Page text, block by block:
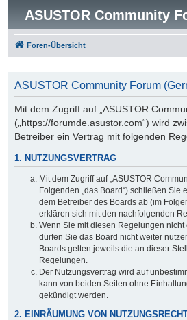
ASUSTOR Community
Foren-Übersicht
ASUSTOR Community Forum
Mit dem Zugriff auf „ASUSTOR
(„https://forumde.asustor.com“) wird
Betreiber ein Vertrag mit folgenden
1. NUTZUNGSVERTRAG
Mit dem Zugriff auf „ASUSTOR
Folgenden „das Board“) schließen Sie
dem Betreiber des Boards ab (im
erklären sich mit den nachfolgenden
Wenn Sie mit diesen Regelungen
dürfen Sie das Board nicht weiter
Boards gelten jeweils die an dieser
Regelungen.
Der Nutzungsvertrag wird auf
kann von beiden Seiten ohne
gekündigt werden.
2. EINRÄUMUNG VON